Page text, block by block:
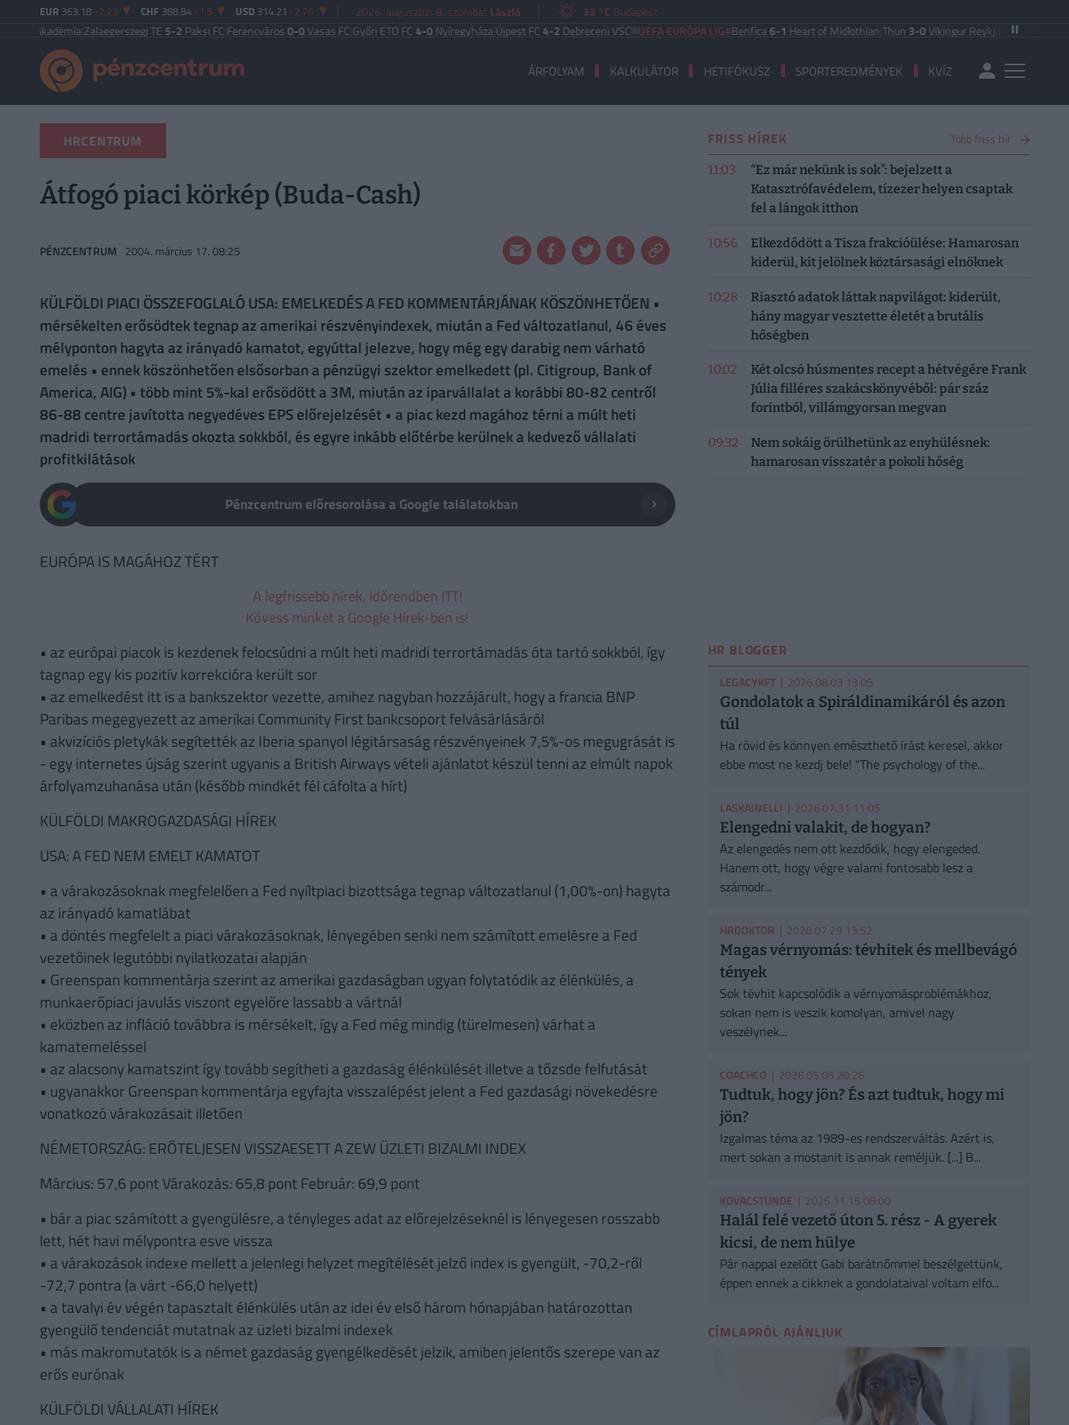
EUR 363.18 -2.23 CHF 388.84 -1.5 USD 314.21 -2.76 2026. augusztus 8. szombatLászló 33 °C Budapest
|Zalaegerszegi TE5-2Paksi FC|Ferencváros0-0Vasas FC|Győri ETO FC 4-0Nyíregyháza|Újpest FC4-2Debreceni VSC UEFA EURÓPA LIGABenfica6-1Heart of Midlothian|Thun3-0Vikingur Reykjavik|PAOK Saloniki
ÁRFOLYAM KALKULÁTOR HETIFÓKUSZ SPORTEREDMÉNYEK KVÍZ
HRCENTRUM
Átfogó piaci körkép (Buda-Cash)
PÉNZCENTRUM 2004. március 17. 08:25
KÜLFÖLDI PIACI ÖSSZEFOGLALÓ USA: EMELKEDÉS A FED KOMMENTÁRJÁNAK KÖSZÖNHETŐEN •
mérsékelten erősödtek tegnap az amerikai részvényindexek, miután a Fed változatlanul, 46 éves
mélyponton hagyta az irányadó kamatot, egyúttal jelezve, hogy még egy darabig nem várható
emelés • ennek köszönhetően elsősorban a pénzügyi szektor emelkedett (pl. Citigroup, Bank of
America, AIG) • több mint 5%-kal erősödött a 3M, miután az iparvállalat a korábbi 80-82 centről
86-88 centre javította negyedéves EPS előrejelzését • a piac kezd magához térni a múlt heti
madridi terrortámadás okozta sokkból, és egyre inkább előtérbe kerülnek a kedvező vállalati
profitkilátások
Pénzcentrum előresorolása a Google találatokban
EURÓPA IS MAGÁHOZ TÉRT
A legfrissebb hírek, időrendben ITT!
Kövess minket a Google Hírek-ben is!
• az európai piacok is kezdenek felocsúdni a múlt heti madridi terrortámadás óta tartó sokkból, így
tagnap egy kis pozitív korrekcióra került sor
• az emelkedést itt is a bankszektor vezette, amihez nagyban hozzájárult, hogy a francia BNP
Paribas megegyezett az amerikai Community First bankcsoport felvásárlásáról
• akvizíciós pletykák segítették az Iberia spanyol légitársaság részvényeinek 7,5%-os megugrását is
- egy internetes újság szerint ugyanis a British Airways vételi ajánlatot készül tenni az elmúlt napok
árfolyamzuhanása után (később mindkét fél cáfolta a hírt)
KÜLFÖLDI MAKROGAZDASÁGI HÍREK
USA: A FED NEM EMELT KAMATOT
• a várakozásoknak megfelelően a Fed nyíltpiaci bizottsága tegnap változatlanul (1,00%-on) hagyta
az irányadó kamatlábat
• a döntés megfelelt a piaci várakozásoknak, lényegében senki nem számított emelésre a Fed
vezetőinek legutóbbi nyilatkozatai alapján
• Greenspan kommentárja szerint az amerikai gazdaságban ugyan folytatódik az élénkülés, a
munkaerőpiaci javulás viszont egyelőre lassabb a vártnál
• eközben az infláció továbbra is mérsékelt, így a Fed még mindig (türelmesen) várhat a
kamatemeléssel
• az alacsony kamatszint így tovább segítheti a gazdaság élénkülését illetve a tőzsde felfutását
• ugyanakkor Greenspan kommentárja egyfajta visszalépést jelent a Fed gazdasági növekedésre
vonatkozó várakozásait illetően
NÉMETORSZÁG: ERŐTELJESEN VISSZAESETT A ZEW ÜZLETI BIZALMI INDEX
Március: 57,6 pont Várakozás: 65,8 pont Február: 69,9 pont
• bár a piac számított a gyengülésre, a tényleges adat az előrejelzéseknél is lényegesen rosszabb
lett, hét havi mélypontra esve vissza
• a várakozások indexe mellett a jelenlegi helyzet megítélését jelző index is gyengült, -70,2-ről
-72,7 pontra (a várt -66,0 helyett)
• a tavalyi év végén tapasztalt élénkülés után az idei év első három hónapjában határozottan
gyengülő tendenciát mutatnak az üzleti bizalmi indexek
• más makromutatók is a német gazdaság gyengélkedését jelzik, amiben jelentős szerepe van az
erős eurónak
KÜLFÖLDI VÁLLALATI HÍREK
FRISS HÍREK Több friss hír
11:03
“Ez már nekünk is sok”: bejelzett a
Katasztrófavédelem, tízezer helyen csaptak
fel a lángok itthon
10:56
Elkezdődött a Tisza frakcióülése: Hamarosan
kiderül, kit jelölnek köztársasági elnöknek
10:28
Riasztó adatok láttak napvilágot: kiderült,
hány magyar vesztette életét a brutális
hőségben
10:02
Két olcsó húsmentes recept a hétvégére Frank
Júlia filléres szakácskönyvéből: pár száz
forintból, villámgyorsan megvan
09:32
Nem sokáig örülhetünk az enyhülésnek:
hamarosan visszatér a pokoli hőség
HR BLOGGER
LEGACYKFT| 2026.08.03 13:05
Gondolatok a Spiráldinamikáról és azon
túl
Ha rövid és könnyen emészthető írást keresel, akkor
ebbe most ne kezdj bele! "The psychology of the...
LASKAINELLI | 2026.07.31 11:05
Elengedni valakit, de hogyan?
Az elengedés nem ott kezdődik, hogy elengeded.
Hanem ott, hogy végre valami fontosabb lesz a
számodr...
HRDOKTOR | 2026.07.29 13:52
Magas vérnyomás: tévhitek és mellbevágó
tények
Sok tévhit kapcsolódik a vérnyomásproblémákhoz,
sokan nem is veszik komolyan, amivel nagy
veszélynek...
COACHCO | 2026.05.05 20:26
Tudtuk, hogy jön? És azt tudtuk, hogy mi
jön?
Izgalmas téma az 1989-es rendszerváltás. Azért is,
mert sokan a mostanit is annak reméljük. [...] B...
KOVACSTUNDE | 2025.11.15 08:00
Halál felé vezető úton 5. rész - A gyerek
kicsi, de nem hülye
Pár nappal ezelőtt Gabi barátnőmmel beszélgettünk,
éppen ennek a cikknek a gondolataival voltam elfo...
CÍMLAPRÓL AJÁNLJUK